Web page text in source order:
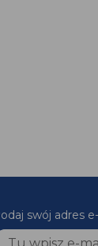
Podaj swój adres